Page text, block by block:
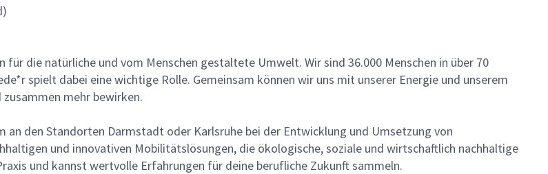
die natürliche und vom Menschen gestaltete Umwelt. Wir sind 36.000 Menschen in über 70
spielt dabei eine wichtige Rolle. Gemeinsam können wir uns mit unserer Energie und unserem
mehr bewirken.
den Standorten Darmstadt oder Karlsruhe bei der Entwicklung und Umsetzung von
und innovativen Mobilitätslösungen, die ökologische, soziale und wirtschaftlich nachhaltige
und kannst wertvolle Erfahrungen für deine berufliche Zukunft sammeln.